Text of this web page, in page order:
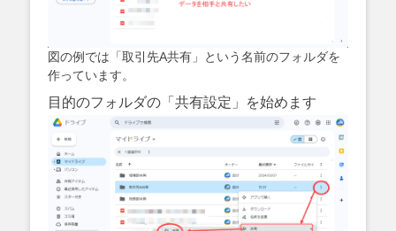
図の例では「取引先A共有」という名前のフォルダを
作っています。
目的のフォルダの「共有設定」を始めます